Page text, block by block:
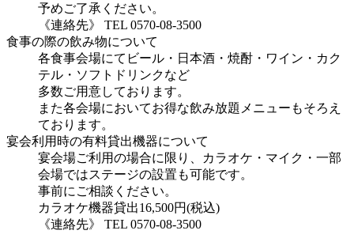
予めご了承ください。
《連絡先》 TEL 0570-08-3500
食事の際の飲み物について
各食事会場にてビール・日本酒・焼酎・ワイン・カク
テル・ソフトドリンクなど
多数ご用意しております。
また各会場においてお得な飲み放題メニューもそろえ
ております。
宴会利用時の有料貸出機器について
宴会場ご利用の場合に限り、カラオケ・マイク・一部
会場ではステージの設置も可能です。
事前にご相談ください。
カラオケ機器貸出16,500円(税込)
《連絡先》 TEL 0570-08-3500